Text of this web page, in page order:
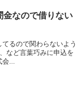
金なので借りない
るので関わらないよう
など言葉巧みに申込を
会...